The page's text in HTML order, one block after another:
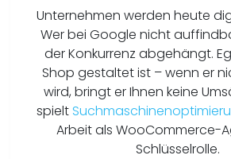
Unternehmen werden heute
Wer bei Google nicht
der Konkurrenz abgehängt.
Shop gestaltet ist – wenn er
wird, bringt er Ihnen keine
spielt
Arbeit als WooCommerce-
Schlüsselrolle.